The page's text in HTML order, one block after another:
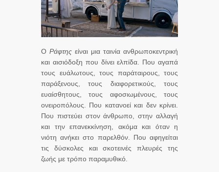
Ο Ράφτης είναι μια ταινία ανθρωποκεντρική
και αισιόδοξη που δίνει ελπίδα. Που αγαπά
τους ευάλωτους, τους παράταιρους, τους
παράξενους, τους διαφορετικούς, τους
ευαίσθητους, τους αφοσιωμένους, τους
ονειροπόλους. Που κατανοεί και δεν κρίνει.
Που πιστεύει στον άνθρωπο, στην αλλαγή
και την επανεκκίνηση, ακόμα και όταν η
νιότη ανήκει στο παρελθόν. Που αφηγείται
τις δύσκολες και σκοτεινές πλευρές της
ζωής με τρόπο παραμυθικό.